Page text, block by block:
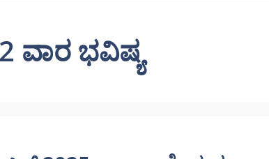
ವಾರ ಭವಿಷ್ಯ